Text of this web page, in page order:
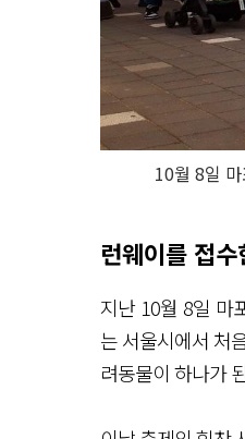
10월 8일
런웨이를 접
지난 10월 8일 마
는 서울시에서 처
려동물이 하나가